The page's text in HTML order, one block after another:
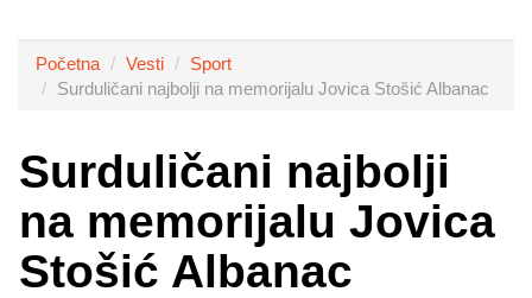
Početna Vesti
Sport
Surduličani najbolji na memorijalu Jovica Stošić Albanac
Surduličani najbolji
na memorijalu Jovica
Stošić Albanac